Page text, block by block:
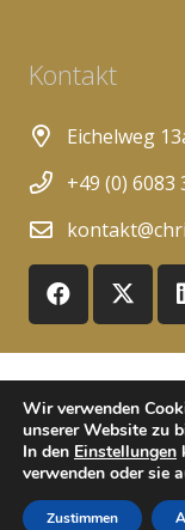
Kontakt
Eichelweg
+49 (0) 6083
© Copyright
Newsletter::
Wir verwenden
unserer Website zu
In den Einstellungen
verwenden oder sie
Zustimmen